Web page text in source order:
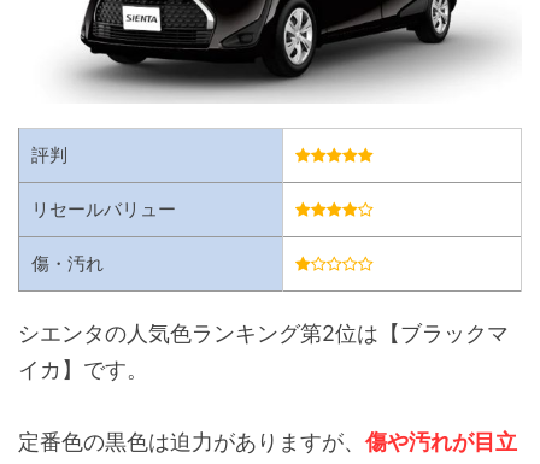
評判
リセールバリュー
傷・汚れ
シエンタの人気色ランキング第2位は【ブラックマ
イカ】です。
定番色の黒色は迫力がありますが、傷や汚れが目立